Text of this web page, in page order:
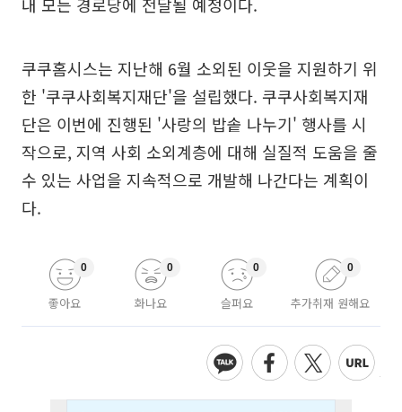
쿠쿠홈시스는 지난해 6월 소외된 이웃을 지원하기 위
한 '쿠쿠사회복지재단'을 설립했다. 쿠쿠사회복지재
단은 이번에 진행된 '사랑의 밥솥 나누기' 행사를 시
작으로, 지역 사회 소외계층에 대해 실질적 도움을 줄
수 있는 사업을 지속적으로 개발해 나간다는 계획이
다.
좋아요
0
화나요
0
슬퍼요
0
추가취재 원해요
0